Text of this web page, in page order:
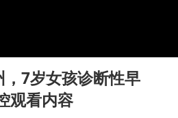
国防部：坚决反制任何闹海挑衅图谋
7岁女孩诊断性早
观看内容